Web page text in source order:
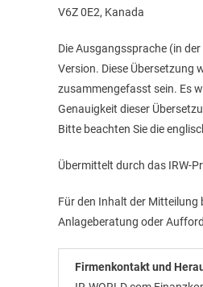
V6Z 0E2, Kanada
Die Ausgangssprache (in
Version. Diese Übersetzung
zusammengefasst sein. Es
Genauigkeit dieser
Bitte beachten Sie die
Übermittelt durch das IRW-
Für den Inhalt der Mitteilung
Anlageberatung oder
Firmenkontakt und